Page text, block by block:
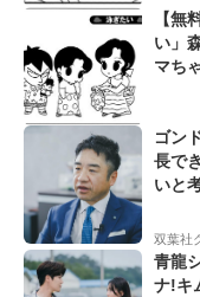
【無
い」
マち
ゴン
長で
いと
双葉社
青龍
ナ!キ